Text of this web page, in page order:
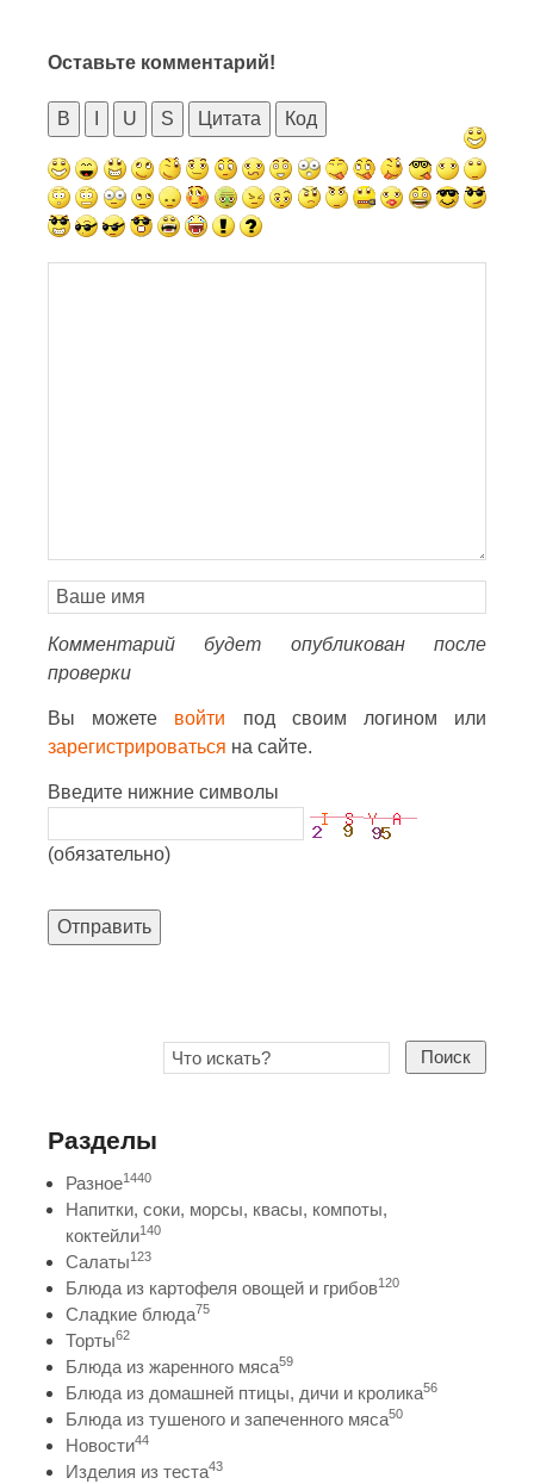
Оставьте комментарий!
B U S Цитата Код
Комментарий будет опубликован после
проверки
Вы можете войти под своим логином или
зарегистрироваться на сайте.
Введите нижние символы
(обязательно)
Отправить
Поиск
Разделы
Разное1440
Напитки, соки, морсы, квасы, компоты,
коктейли140
Салаты123
Блюда из картофеля овощей и грибов120
Сладкие блюда75
Торты62
Блюда из жаренного мяса59
Блюда из домашней птицы, дичи и кролика56
Блюда из тушеного и запеченного мяса50
Новости44
Изделия из теста43